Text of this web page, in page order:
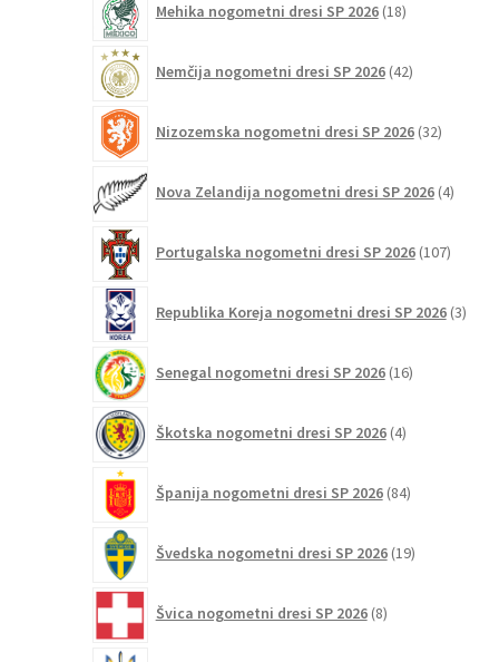
Mehika nogometni dresi SP 2026 18izdelkov
Nemčija nogometni dresi SP 2026 42izdelkov
Nizozemska nogometni dresi SP 2026 32izdelkov
Nova Zelandija nogometni dresi SP 2026 4izdelki
Portugalska nogometni dresi SP 2026 107
Republika Koreja nogometni dresi SP 2026 3
Senegal nogometni dresi SP 2026 16izdelkov
Škotska nogometni dresi SP 2026 4izdelki
Španija nogometni dresi SP 2026 84izdelkov
Švedska nogometni dresi SP 2026 19izdelkov
Švica nogometni dresi SP 2026 8izdelkov